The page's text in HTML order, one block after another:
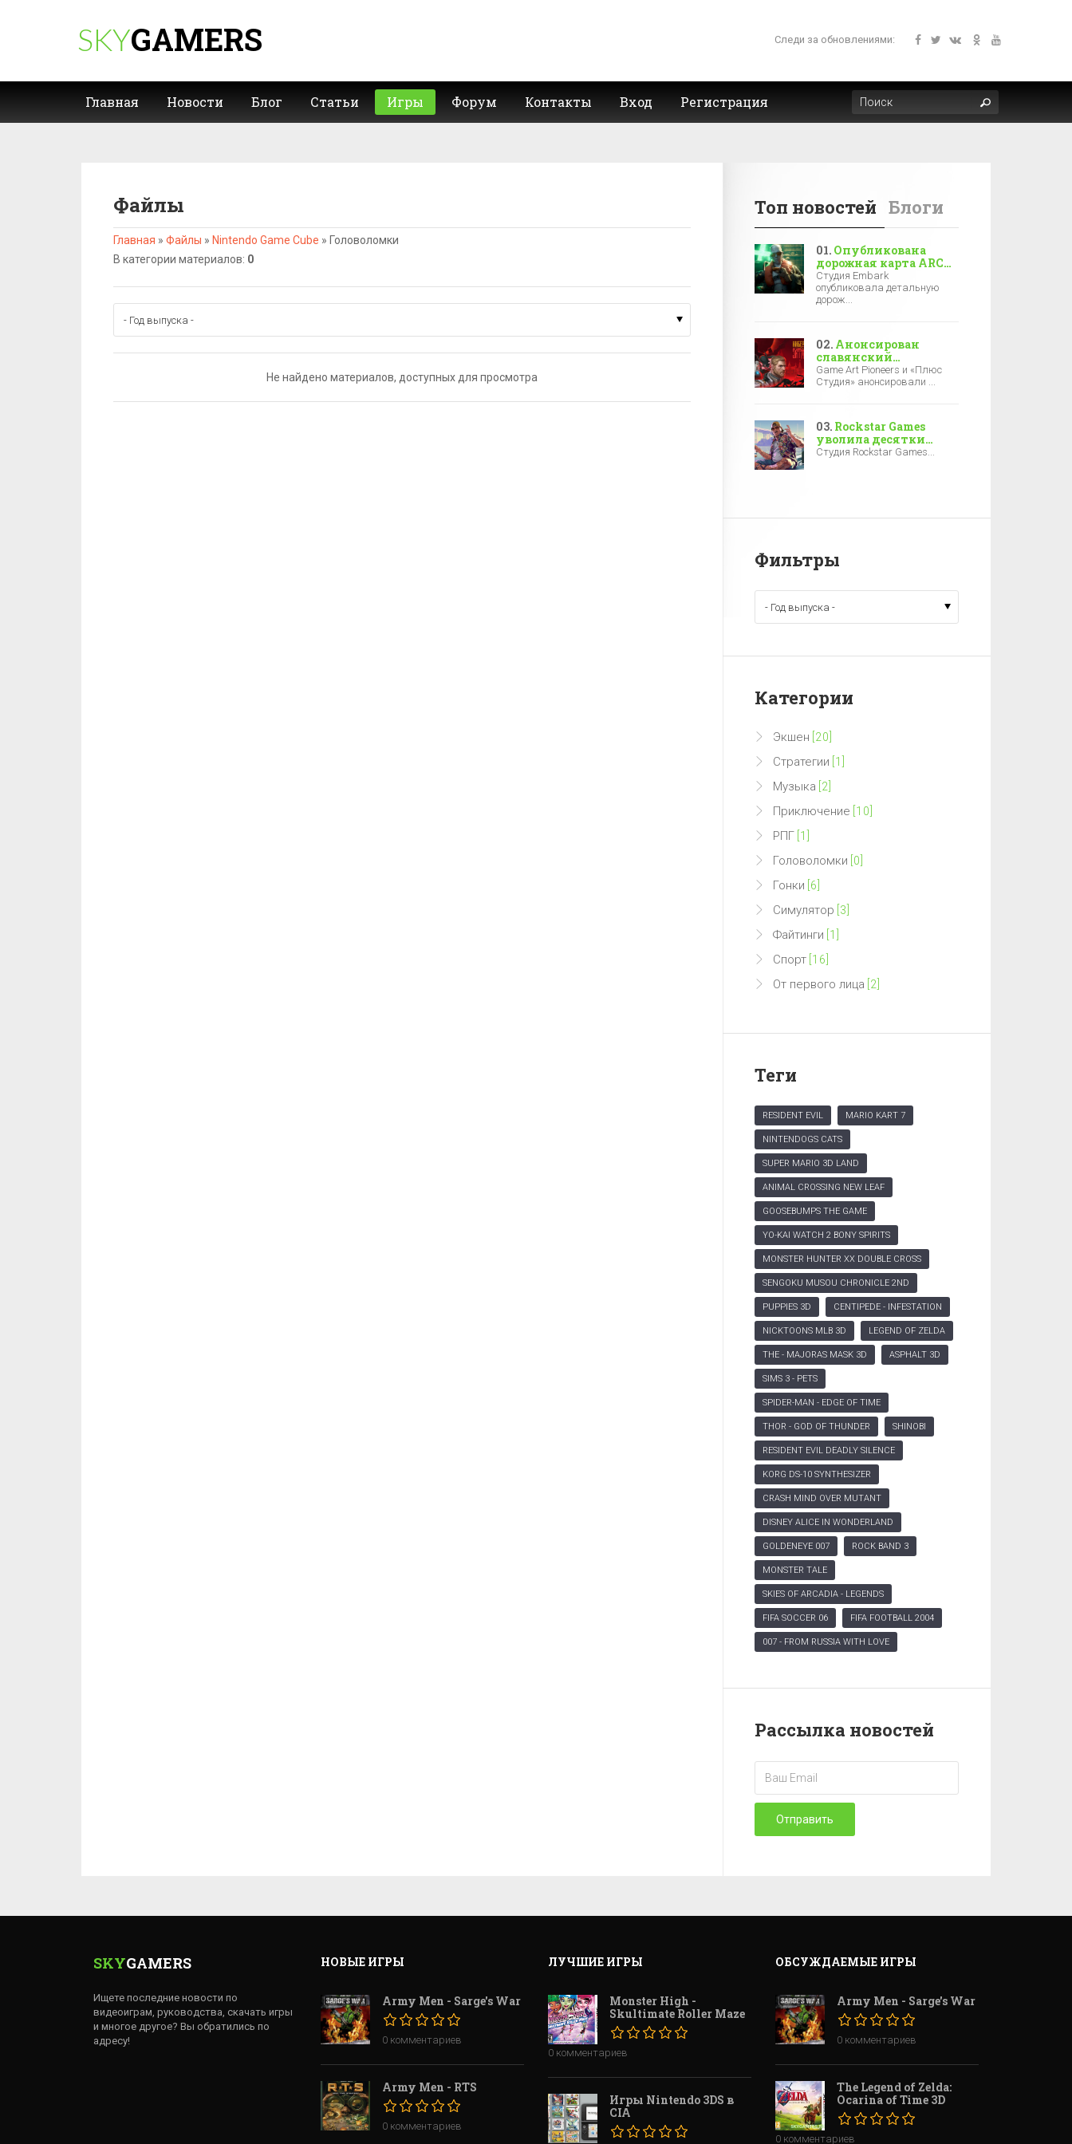
SKYGAMERS Следи за обновлениями:
Главная Новости Блог Статьи Игры Форум Контакты Вход Регистрация
Файлы
Главная » Файлы » Nintendo Game Cube » Головоломки
В категории материалов: 0
Не найдено материалов, доступных для просмотра
Топ новостей Блоги
Опубликована
дорожная карта ARC
Raiders на 2025 год —
новая локация, боссы
и зимние события
Студия Embark
опубликовала детальную
дорож...
Анонсирован
славянский
киберпанк-экшен
«Киберслав: Затмение»
Game Art Pioneers и «Плюс
Студия» анонсировали ...
Rockstar Games
уволила десятки
разработчиков за
Студия Rockstar Games...
Фильтры
Категории
Экшен [20]
Стратегии [1]
Музыка [2]
Приключение [10]
РПГ [1]
Головоломки [0]
Гонки [6]
Симулятор [3]
Файтинги [1]
Спорт [16]
От первого лица [2]
Теги
RESIDENT EVIL MARIO KART 7
NINTENDOGS CATS
SUPER MARIO 3D LAND
ANIMAL CROSSING NEW LEAF
GOOSEBUMPS THE GAME
YO-KAI WATCH 2 BONY SPIRITS
MONSTER HUNTER XX DOUBLE CROSS
SENGOKU MUSOU CHRONICLE 2ND
PUPPIES 3D CENTIPEDE - INFESTATION
NICKTOONS MLB 3D LEGEND OF ZELDA
THE - MAJORAS MASK 3D ASPHALT 3D
SIMS 3 - PETS
SPIDER-MAN - EDGE OF TIME
THOR - GOD OF THUNDER SHINOBI
RESIDENT EVIL DEADLY SILENCE
KORG DS-10 SYNTHESIZER
CRASH MIND OVER MUTANT
DISNEY ALICE IN WONDERLAND
GOLDENEYE 007 ROCK BAND 3
MONSTER TALE
SKIES OF ARCADIA - LEGENDS
FIFA SOCCER 06 FIFA FOOTBALL 2004
007 - FROM RUSSIA WITH LOVE
Рассылка новостей
Отправить
SKYGAMERS
Ищете последние новости по
видеоиграм, руководства, скачать игры
и многое другое? Вы обратились по
адресу!
НОВЫЕ ИГРЫ
Army Men - Sarge's War
0 комментариев
Army Men - RTS
0 комментариев
ЛУЧШИЕ ИГРЫ
Monster High -
Skultimate Roller Maze
0 комментариев
Игры Nintendo 3DS в
CIA
ОБСУЖДАЕМЫЕ ИГРЫ
Army Men - Sarge's War
0 комментариев
The Legend of Zelda:
Ocarina of Time 3D
0 комментариев